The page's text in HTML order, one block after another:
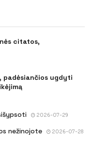
citatos,
padėsiančios ugdyti
2026-07-29
nežinojote 2026-07-28